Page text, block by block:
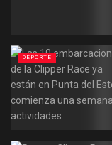
DEPORTE